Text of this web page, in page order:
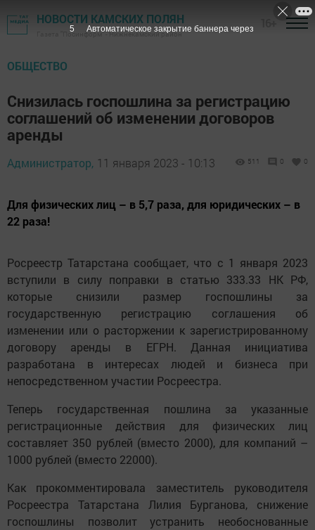
НОВОСТИ КАМСКИХ ПОЛЯН
Газета "Посинформ" - Нижнекамский район
ОБЩЕСТВО
Снизилась госпошлина за регистрацию
соглашений об изменении договоров
аренды
Администратор, 11 января 2023 - 10:13 511 0 0
Для физических лиц – в 5,7 раза, для юридических – в
22 раза!
Росреестр Татарстана сообщает, что с 1 января 2023
вступили в силу поправки в статью 333.33 НК РФ,
которые снизили размер госпошлины за
государственную регистрацию соглашения об
изменении или о расторжении к зарегистрированному
договору аренды в ЕГРН. Данная инициатива
разработана в интересах людей и бизнеса при
непосредственном участии Росреестра.
Теперь государственная пошлина за указанные
регистрационные действия для физических лиц
составляет 350 рублей (вместо 2000), для компаний –
1000 рублей (вместо 22000).
Как прокомментировала заместитель руководителя
Росреестра Татарстана Лилия Бурганова, снижение
госпошлины позволит устранить необоснованные
4 Автоматическое закрытие баннера через